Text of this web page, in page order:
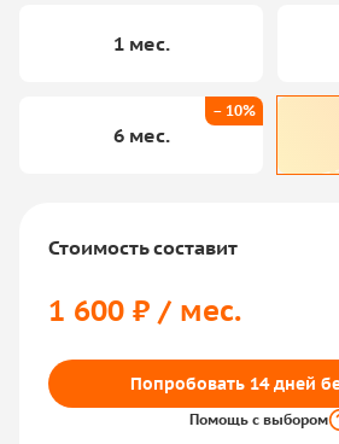
1 мес.
– 10%
6 мес.
Стоимость составит
1 600 ₽ / мес.
Попробовать 14 дней
Помощь с выбором